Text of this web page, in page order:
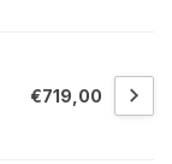
€719,00